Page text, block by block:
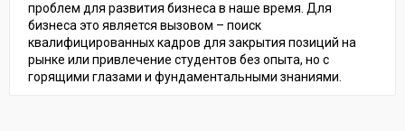
проблем для развития бизнеса в наше время. Для
бизнеса это является вызовом – поиск
квалифицированных кадров для закрытия позиций на
рынке или привлечение студентов без опыта, но с
горящими глазами и фундаментальными знаниями.